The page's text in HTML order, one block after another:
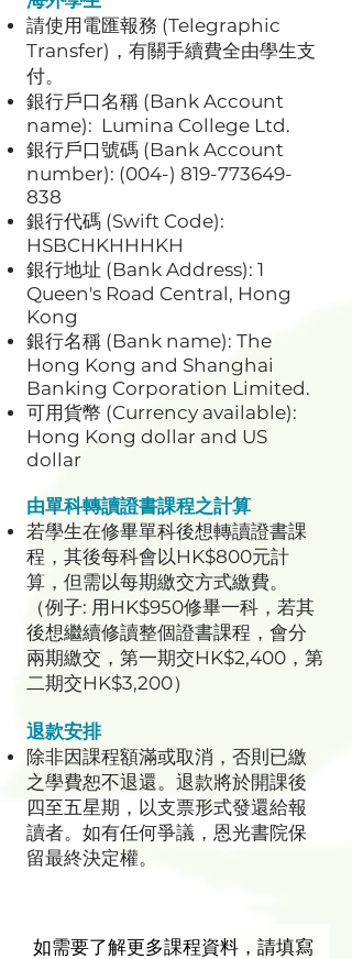
請使用電匯報務 (Telegraphic
Transfer)，有關手續費全由學生支
付。
銀行戶口名稱 (Bank Account
name): Lumina College Ltd.
銀行戶口號碼 (Bank Account
number): (004-) 819-773649-
838
銀行代碼 (Swift Code):
HSBCHKHHHKH
銀行地址 (Bank Address): 1
Queen's Road Central, Hong
Kong
銀行名稱 (Bank name): The
Hong Kong and Shanghai
Banking Corporation Limited.
可用貨幣 (Currency available):
Hong Kong dollar and US
dollar
由單科轉讀證書課程之計算
若學生在修畢單科後想轉讀證書課
程，其後每科會以HK$800元計
算，但需以每期繳交方式繳費。
（例子: 用HK$950修畢一科，若其
後想繼續修讀整個證書課程，會分
兩期繳交，第一期交HK$2,400，第
二期交HK$3,200）
退款安排
除非因課程額滿或取消，否則已繳
之學費恕不退還。退款將於開課後
四至五星期，以支票形式發還給報
讀者。如有任何爭議，恩光書院保
留最終決定權。
如需要了解更多課程資料，請填寫